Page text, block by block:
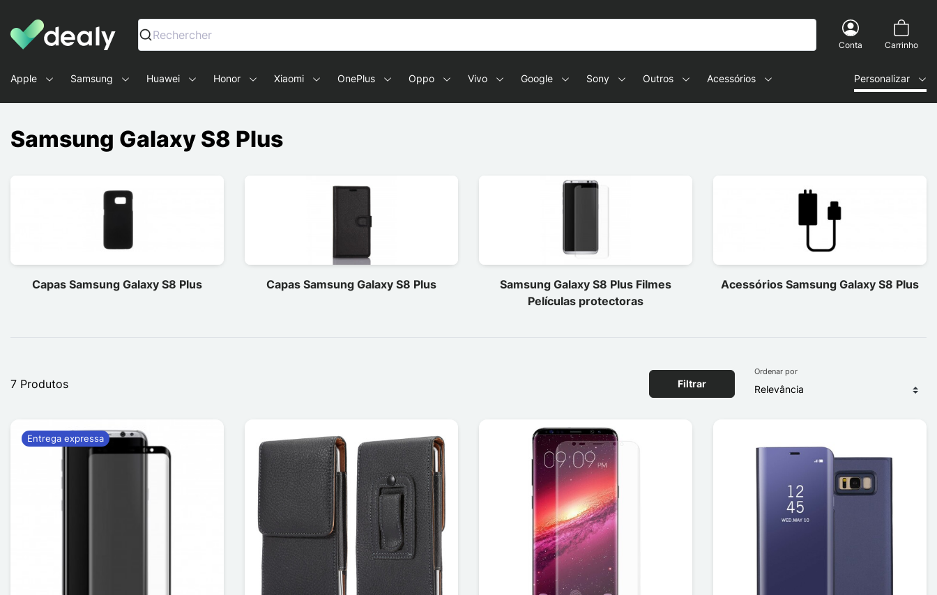
Dealy - Capas e acessórios para smartphones e tablets
Rechercher
Conta Carrinho
Apple Samsung Huawei Honor Xiaomi OnePlus Oppo Vivo Google Sony Outros Acessórios Personalizar
Samsung Galaxy S8 Plus
Capas Samsung Galaxy S8 Plus Capas Samsung Galaxy S8 Plus
Samsung Galaxy S8 Plus Filmes
Películas protectoras
Acessórios Samsung Galaxy S8 Plus
7 Produtos Filtrar
Ordenar por
Entrega expressa